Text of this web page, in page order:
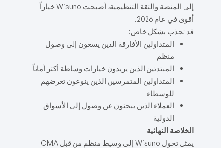
إلى المنصة والثقة التنظيمية، أصبحت Wisuno خياراً
أقوى في عام 2026.
قد تجذب بشكل خاص:
المتداولين الأفارقة الذين يسعون إلى وصول
منظم
المبتدئين الذين يريدون خيارات وساطة أكثر أماناً
المتداولين المتمرسين الذين ينوعون تعرضهم
للوسطاء
العملاء الذين يبحثون عن وصول إلى الأسواق
الدولية
الخلاصة النهائية
يمثل تحول Wisuno إلى وسيط منظم من قبل CMA